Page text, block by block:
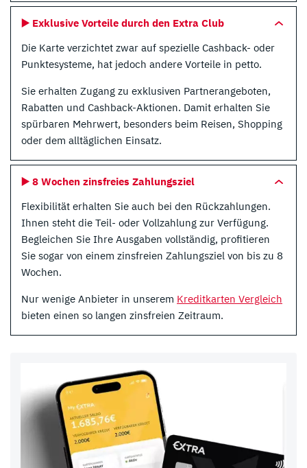
▶️ Exklusive Vorteile durch den Extra Club
Die Karte verzichtet zwar auf spezielle Cashback- oder
Punktesysteme, hat jedoch andere Vorteile in petto.
Sie erhalten Zugang zu exklusiven Partnerangeboten,
Rabatten und Cashback-Aktionen. Damit erhalten Sie
spürbaren Mehrwert, besonders beim Reisen, Shopping
oder dem alltäglichen Einsatz.
▶️ 8 Wochen zinsfreies Zahlungsziel
Flexibilität erhalten Sie auch bei den Rückzahlungen.
Ihnen steht die Teil- oder Vollzahlung zur Verfügung.
Begleichen Sie Ihre Ausgaben vollständig, profitieren
Sie sogar von einem zinsfreien Zahlungsziel von bis zu 8
Wochen.
Nur wenige Anbieter in unserem Kreditkarten Vergleich
bieten einen so langen zinsfreien Zeitraum.